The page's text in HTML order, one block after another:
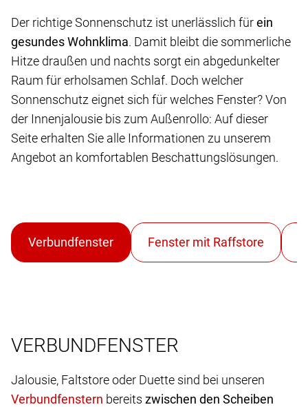
Der richtige Sonnenschutz ist unerlässlich fürein
gesundes Wohnklima. Damit bleibt die sommerliche
Hitze draußen und nachts sorgt ein abgedunkelter
Raum für erholsamen Schlaf. Doch welcher
Sonnenschutz eignet sich für welches Fenster? Von
der Innenjalousie bis zum Außenrollo: Auf dieser
Seite erhalten Sie alle Informationen zu unserem
Angebot an komfortablen Beschattungslösungen.
VERBUNDFENSTER
Jalousie, Faltstore oder Duette sind bei unseren
bereits zwischen den Scheiben